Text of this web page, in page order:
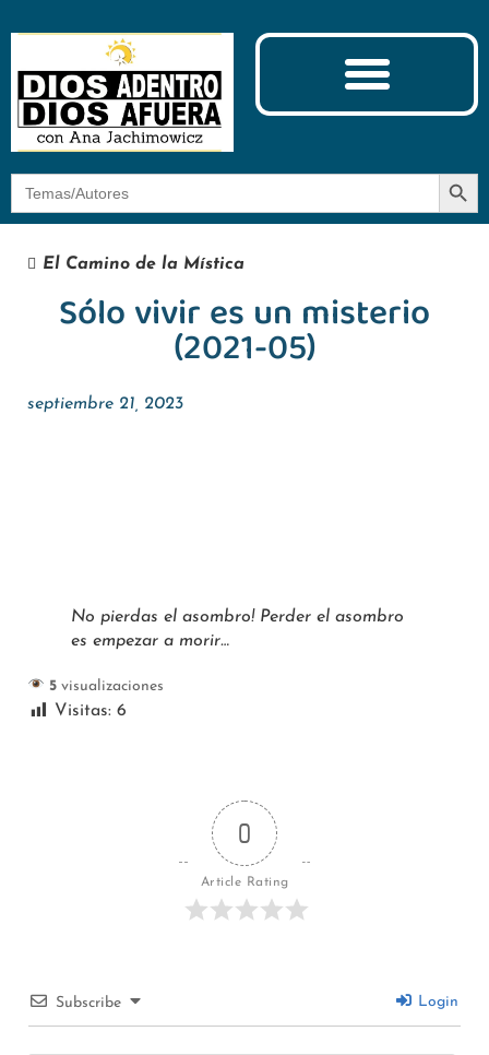
Botón
El Camino de la Mística
Sólo vivir es un misterio
(2021-05)
septiembre 21, 2023
No pierdas el asombro! Perder el asombro
es empezar a morir…
5visualizaciones
Visitas: 6
0
Article Rating
Subscribe Login